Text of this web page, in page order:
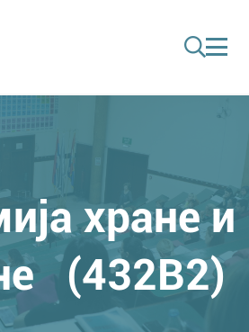
хране и
(432B2)